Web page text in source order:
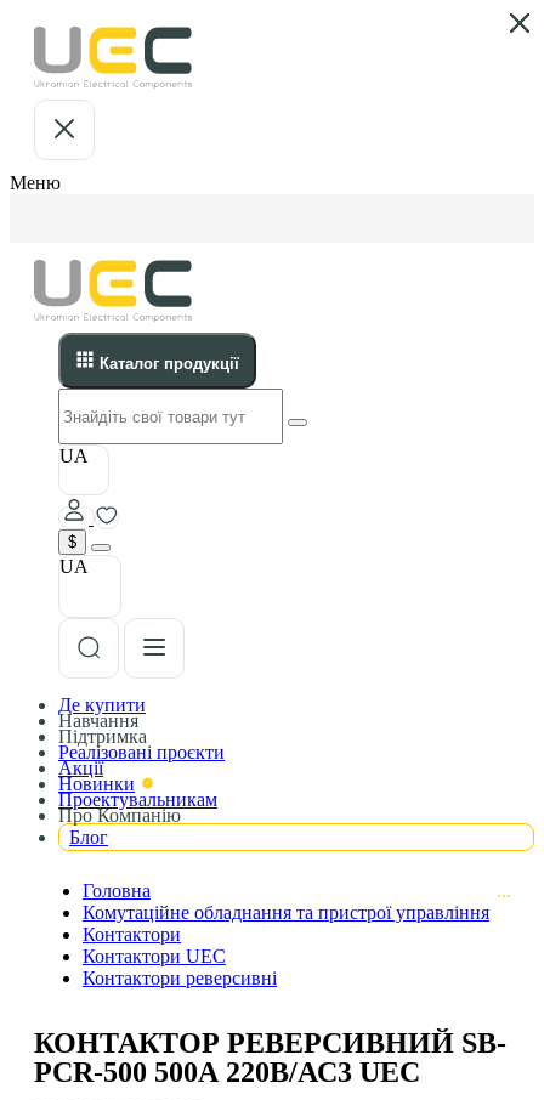
Меню
Каталог продукції
UA
$
UA
Де купити
Навчання
Підтримка
Реалізовані проєкти
Акції
Новинки
Проектувальникам
Про Компанію
Блог
Головна
Комутаційне обладнання та пристрої управління
Контактори
Контактори UEC
Контактори реверсивні
КОНТАКТОР РЕВЕРСИВНИЙ SB-
РCR-500 500А 220В/АС3 UEC